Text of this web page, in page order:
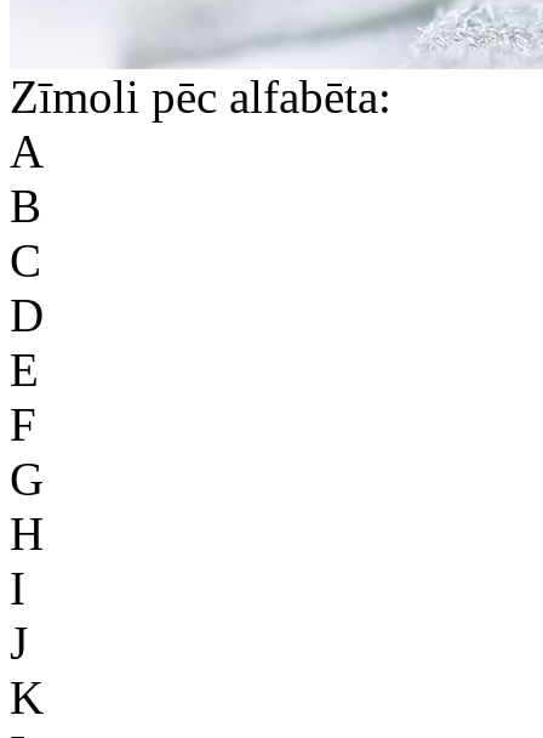
Zīmoli pēc alfabēta:
A
B
C
D
E
F
G
H
I
J
K